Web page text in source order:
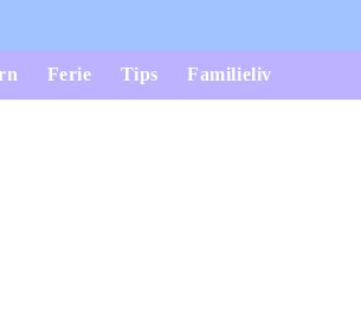
Ferie Tips Familieliv